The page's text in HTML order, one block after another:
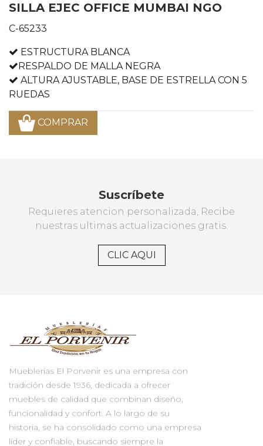
SILLA EJEC OFFICE MUMBAI NGO
C-65233
ESTRUCTURA BLANCA
RESPALDO DE MALLA NEGRA
ALTURA AJUSTABLE, BASE DE ESTRELLA CON 5
RUEDAS
COMPRAR
Suscríbete
Requieres atencion personalizada, Recibe
nuestras ultimas actualizaciones gratis.
CLIC AQUI
Mueblerías El Porvenir es una empresa con
tradición desde 1936, dedicada a ofrecer
muebles de calidad que combinan diseño,
funcionalidad y confort. A lo largo de su
historia, se ha consolidado como una empresa
líder y confiable, buscando siempre la